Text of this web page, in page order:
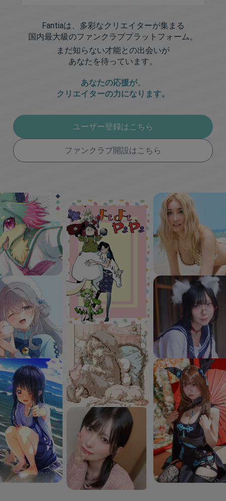
Fantiaは、多彩なクリエイターが集まる
国内最大級のファンクラブプラットフォーム。
まだ知らない才能との出会いが
あなたを待っています。
あなたの応援が、
クリエイターの力になります。
ユーザー登録はこちら
ファンクラブ開設はこちら